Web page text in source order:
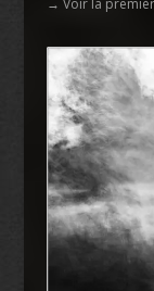
→ Voir la